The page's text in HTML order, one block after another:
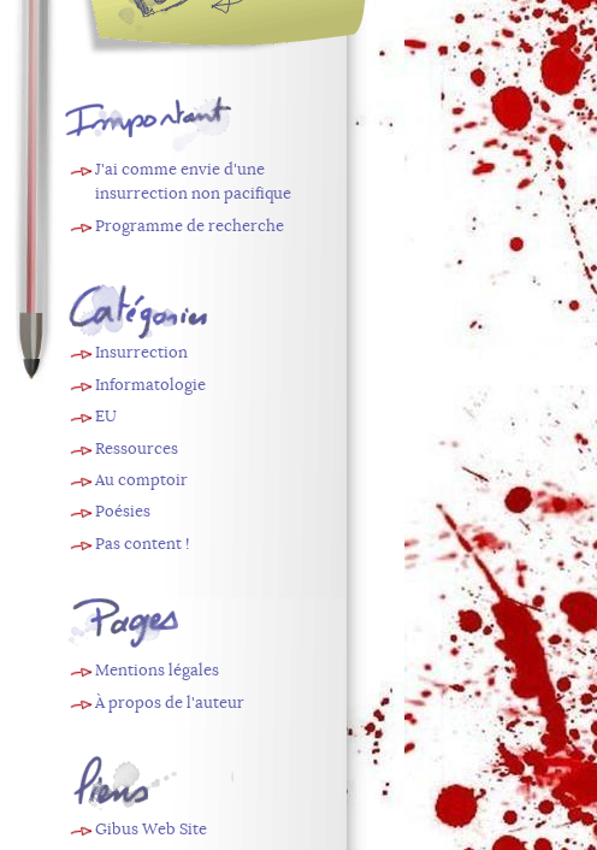
retenir
J'ai comme envie d'une
insurrection non pacifique
Programme de recherche
Insurrection
Informatologie
EU
Ressources
Au comptoir
Poésies
Pas content !
Mentions légales
À propos de l'auteur
Gibus Web Site